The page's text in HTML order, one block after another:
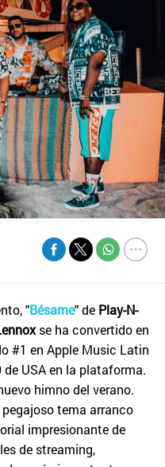
"Bésame" de Play-N-
se ha convertido en
#1 en Apple Music Latin
USA en la plataforma.
himno del verano.
tema arranco
impresionante de
de streaming,